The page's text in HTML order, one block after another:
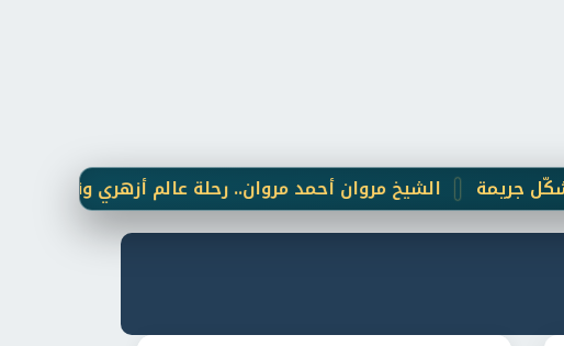
الشيخ مروان أحمد مروان.. رحلة عالم أزهري وقطب "خلوتي" جمع